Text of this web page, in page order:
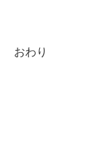
おわり